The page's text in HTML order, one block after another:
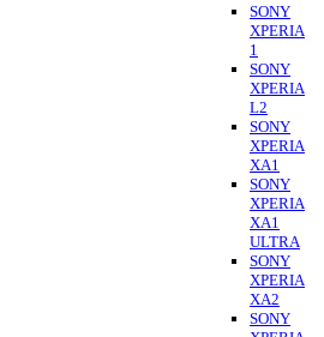
SONY
XPERIA
1
SONY
XPERIA
L2
SONY
XPERIA
XA1
SONY
XPERIA
XA1
ULTRA
SONY
XPERIA
XA2
SONY